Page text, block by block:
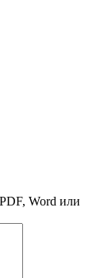
Word или